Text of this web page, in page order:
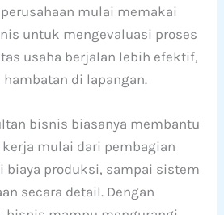
mulai memakai
untuk mengevaluasi proses
usaha berjalan lebih efektif,
di lapangan.
bisnis biasanya membantu
mulai dari pembagian
biaya produksi, sampai sistem
secara detail. Dengan